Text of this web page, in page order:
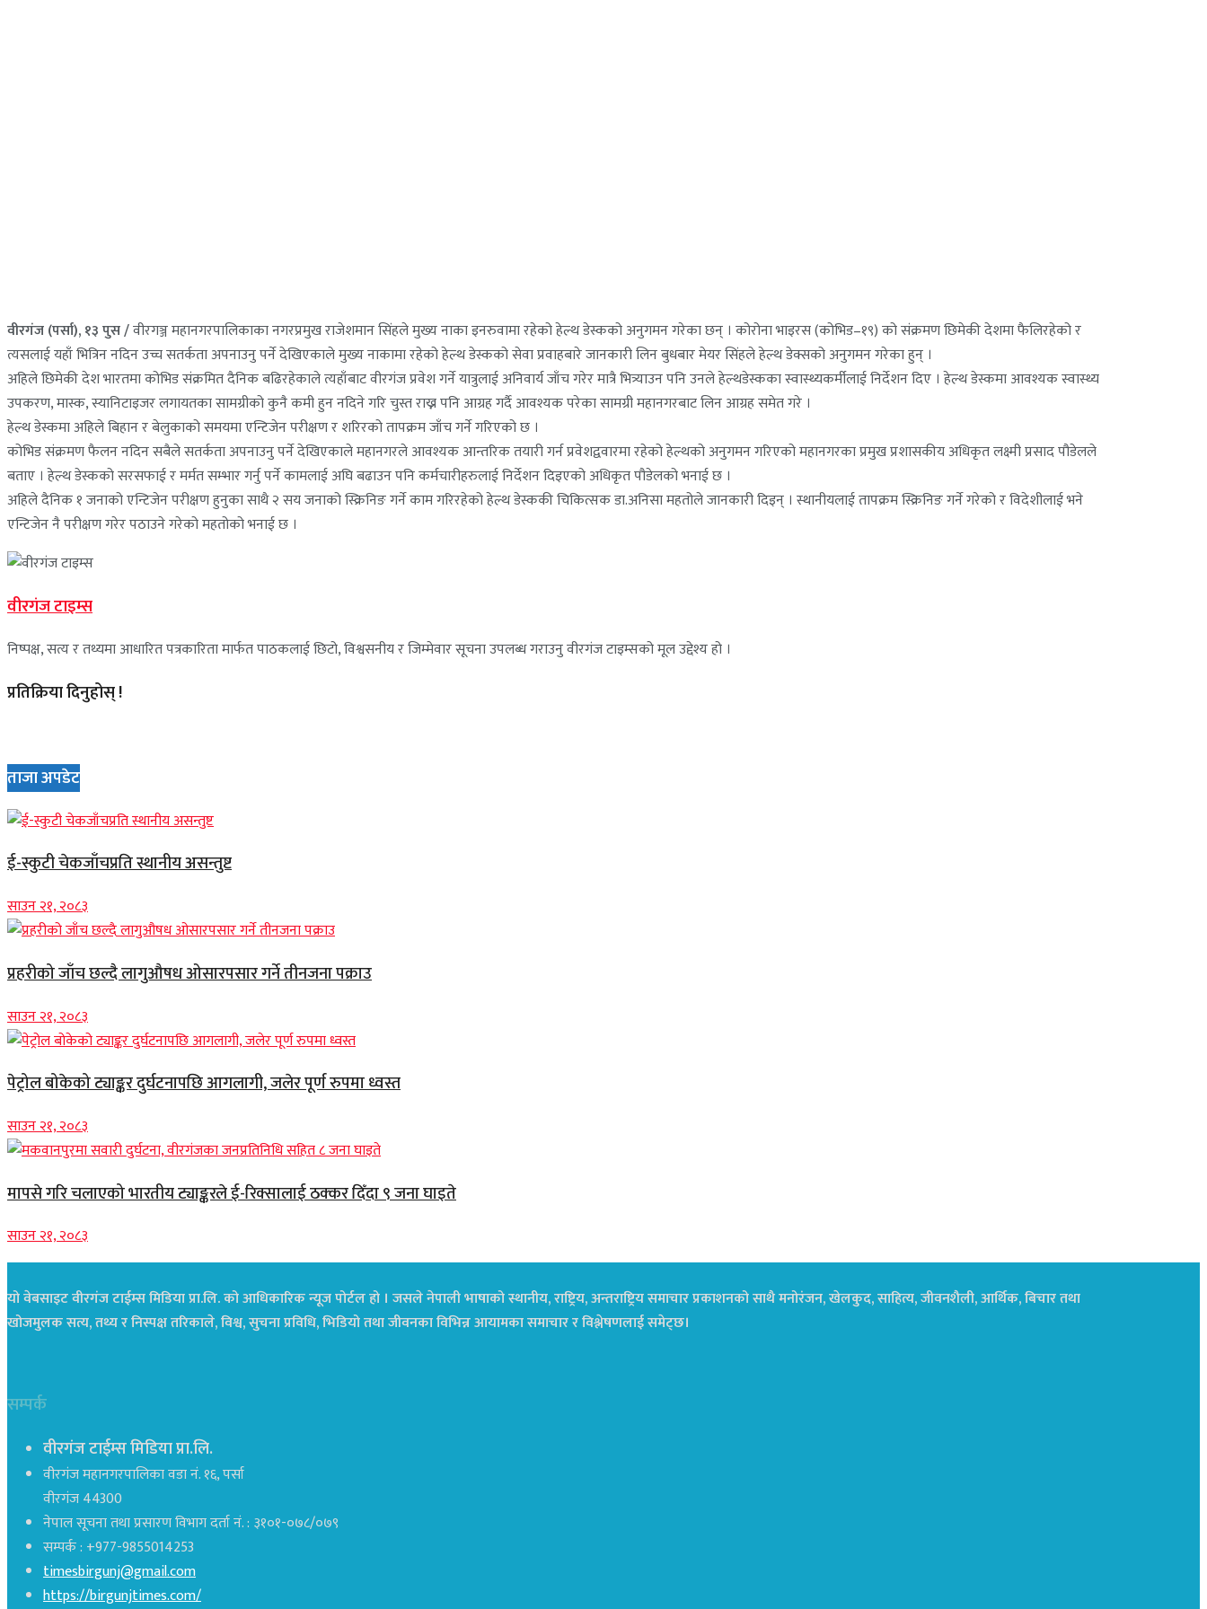
वीरगंज (पर्सा), १३ पुस /वीरगञ्ज महानगरपालिकाका नगरप्रमुख राजेशमान सिंहले मुख्य नाका इनरुवामा रहेको हेल्थ डेस्कको अनुगमन गरेका छन् । कोरोना भाइरस (कोभिड–१९) को संक्रमण छिमेकी देशमा फैलिरहेको र
त्यसलाई यहाँ भित्रिन नदिन उच्च सतर्कता अपनाउनु पर्ने देखिएकाले मुख्य नाकामा रहेको हेल्थ डेस्कको सेवा प्रवाहबारे जानकारी लिन बुधबार मेयर सिंहले हेल्थ डेक्सको अनुगमन गरेका हुन् ।
अहिले छिमेकी देश भारतमा कोभिड संक्रमित दैनिक बढिरहेकाले त्यहाँबाट वीरगंज प्रवेश गर्ने यात्रुलाई अनिवार्य जाँच गरेर मात्रै भित्र्याउन पनि उनले हेल्थडेस्कका स्वास्थ्यकर्मीलाई निर्देशन दिए । हेल्थ डेस्कमा आवश्यक स्वास्थ्य
उपकरण, मास्क, स्यानिटाइजर लगायतका सामग्रीको कुनै कमी हुन नदिने गरि चुस्त राख्न पनि आग्रह गर्दै आवश्यक परेका सामग्री महानगरबाट लिन आग्रह समेत गरे ।
हेल्थ डेस्कमा अहिले बिहान र बेलुकाको समयमा एन्टिजेन परीक्षण र शरिरको तापक्रम जाँच गर्ने गरिएको छ ।
कोभिड संक्रमण फैलन नदिन सबैले सतर्कता अपनाउनु पर्ने देखिएकाले महानगरले आवश्यक आन्तरिक तयारी गर्न प्रवेशद्ववारमा रहेको हेल्थको अनुगमन गरिएको महानगरका प्रमुख प्रशासकीय अधिकृत लक्ष्मी प्रसाद पौडेलले
बताए । हेल्थ डेस्कको सरसफाई र मर्मत सम्भार गर्नु पर्ने कामलाई अघि बढाउन पनि कर्मचारीहरुलाई निर्देशन दिइएको अधिकृत पौडेलको भनाई छ ।
अहिले दैनिक १ जनाको एन्टिजेन परीक्षण हुनुका साथै २ सय जनाको स्क्रिनिङ गर्ने काम गरिरहेको हेल्थ डेस्ककी चिकित्सक डा.अनिसा महतोले जानकारी दिइन् । स्थानीयलाई तापक्रम स्क्रिनिङ गर्ने गरेको र विदेशीलाई भने
एन्टिजेन नै परीक्षण गरेर पठाउने गरेको महतोको भनाई छ ।
वीरगंज टाइम्स
निष्पक्ष, सत्य र तथ्यमा आधारित पत्रकारिता मार्फत पाठकलाई छिटो, विश्वसनीय र जिम्मेवार सूचना उपलब्ध गराउनु वीरगंज टाइम्सको मूल उद्देश्य हो ।
प्रतिक्रिया दिनुहोस् !
ताजा अपडेट
ई-स्कुटी चेकजाँचप्रति स्थानीय असन्तुष्ट
साउन २१, २०८३
प्रहरीको जाँच छल्दै लागुऔषध ओसारपसार गर्ने तीनजना पक्राउ
साउन २१, २०८३
पेट्रोल बोकेको ट्याङ्कर दुर्घटनापछि आगलागी, जलेर पूर्ण रुपमा ध्वस्त
साउन २१, २०८३
मापसे गरि चलाएको भारतीय ट्याङ्करले ई-रिक्सालाई ठक्कर दिँदा ९ जना घाइते
साउन २१, २०८३
यो वेबसाइट वीरगंज टाईम्स मिडिया प्रा.लि. को आधिकारिक न्यूज पोर्टल हो । जसले नेपाली भाषाको स्थानीय, राष्ट्रिय, अन्तराष्ट्रिय समाचार प्रकाशनको साथै मनोरंजन, खेलकुद, साहित्य, जीवनशैली, आर्थिक, बिचार तथा
खोजमुलक सत्य, तथ्य र निस्पक्ष तरिकाले, विश्व, सुचना प्रविधि, भिडियो तथा जीवनका विभिन्न आयामका समाचार र विश्लेषणलाई समेट्छ।
सम्पर्क
वीरगंज टाईम्स मिडिया प्रा.लि.
वीरगंज महानगरपालिका वडा नं. १६, पर्सा
वीरगंज 44300
नेपाल सूचना तथा प्रसारण विभाग दर्ता नं. : ३१०१-०७८/०७९
सम्पर्क : +977-9855014253
timesbirgunj@gmail.com
https://birgunjtimes.com/